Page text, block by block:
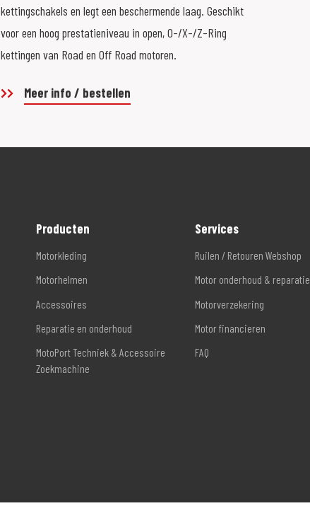
kettingschakels en legt een beschermende laag. Geschikt
voor een hoog prestatieniveau in open, O-/X-/Z-Ring
kettingen van Road en Off Road motoren.
Meer info / bestellen
Producten
Motorkleding
Motorhelmen
Accessoires
Reparatie en onderhoud
MotoPort Techniek & Accessoire
Zoekmachine
Services
Ruilen / Retouren Webshop
Motor onderhoud & reparatie
Motorverzekering
Motor financieren
FAQ